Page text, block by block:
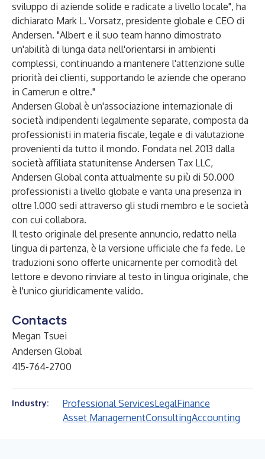
sviluppo di aziende solide e radicate a livello locale", ha
dichiarato Mark L. Vorsatz, presidente globale e CEO di
Andersen. "Albert e il suo team hanno dimostrato
un'abilità di lunga data nell'orientarsi in ambienti
complessi, continuando a mantenere l'attenzione sulle
priorità dei clienti, supportando le aziende che operano
in Camerun e oltre."
Andersen Globalè un'associazione internazionale di
società indipendenti legalmente separate, composta da
professionisti in materia fiscale, legale e di valutazione
provenienti da tutto il mondo. Fondata nel 2013 dalla
società affiliata statunitense Andersen Tax LLC,
Andersen Global conta attualmente su più di 50.000
professionisti a livello globale e vanta una presenza in
oltre 1.000 sedi attraverso gli studi membro e le società
con cui collabora.
Il testo originale del presente annuncio, redatto nella
lingua di partenza, è la versione ufficiale che fa fede. Le
traduzioni sono offerte unicamente per comodità del
lettore e devono rinviare al testo in lingua originale, che
è l'unico giuridicamente valido.
Contacts
Megan Tsuei
Andersen Global
415-764-2700
Industry: Professional ServicesLegalFinance
Asset ManagementConsultingAccounting